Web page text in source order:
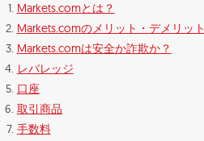
Markets.comとは？
Markets.comのメリット・デメリット
Markets.comは安全か詐欺か？
レバレッジ
口座
取引商品
手数料